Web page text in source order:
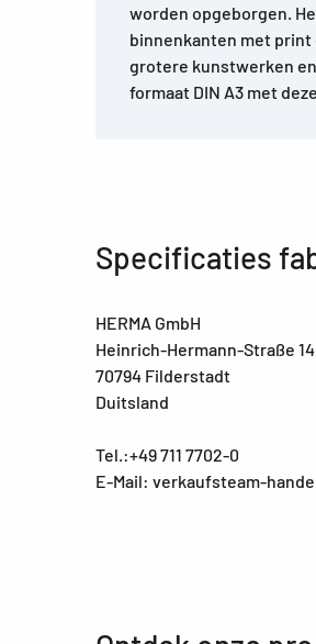
worden opgeborgen.
binnenkanten met print
grotere kunstwerken
formaat DIN A3 met
Specificaties
HERMA GmbH
Heinrich-Hermann-Straße 14
70794 Filderstadt
Duitsland
Tel.:+49 711 7702-0
E-Mail: verkaufsteam-